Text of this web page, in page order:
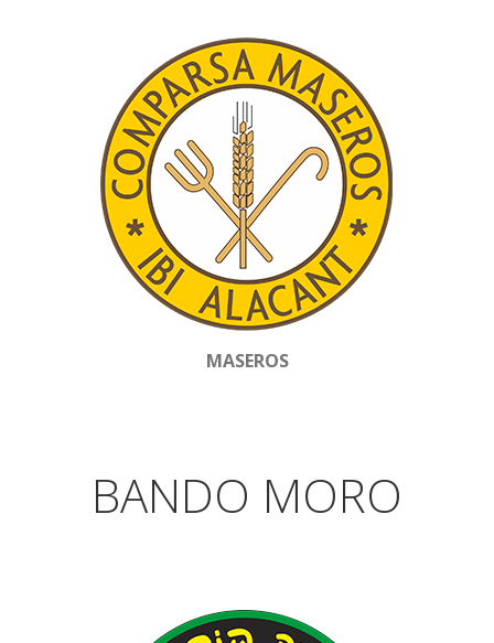
MASEROS
BANDO MORO